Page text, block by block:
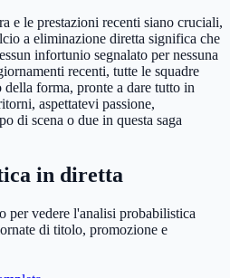
e le prestazioni recenti siano cruciali,
a eliminazione diretta significa che
infortunio segnalato per nessuna
recenti, tutte le squadre
della forma, pronte a dare tutto in
aspettatevi passione,
di scena o due in questa saga
in diretta
per vedere l'analisi probabilistica
di titolo, promozione e